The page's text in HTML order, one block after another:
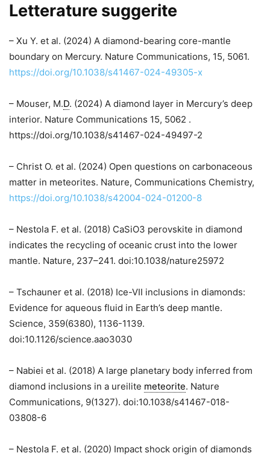
Letterature suggerite
– Xu Y. et al. (2024) A diamond-bearing core-mantle
boundary on Mercury. Nature Communications, 15, 5061.
https://doi.org/10.1038/s41467-024-49305-x
– Mouser, M.D. (2024) A diamond layer in Mercury’s deep
interior. Nature Communications 15, 5062 .
https://doi.org/10.1038/s41467-024-49497-2
– Christ O. et al. (2024) Open questions on carbonaceous
matter in meteorites. Nature, Communications Chemistry,
https://doi.org/10.1038/s42004-024-01200-8
– Nestola F. et al. (2018) CaSiO3 perovskite in diamond
indicates the recycling of oceanic crust into the lower
mantle. Nature, 237–241. doi:10.1038/nature25972
– Tschauner et al. (2018) Ice-VII inclusions in diamonds:
Evidence for aqueous fluid in Earth’s deep mantle.
Science, 359(6380), 1136-1139.
doi:10.1126/science.aao3030
– Nabiei et al. (2018) A large planetary body inferred from
diamond inclusions in a ureilite meteorite. Nature
Communications, 9(1327). doi:10.1038/s41467-018-
03808-6
– Nestola F. et al. (2020) Impact shock origin of diamonds